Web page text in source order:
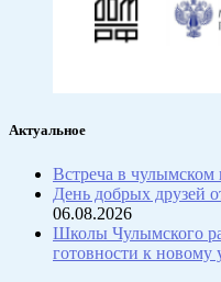
Актуальное
Встреча в чулымском
День добрых друзей
06.08.2026
Школы Чулымского
готовности к новому